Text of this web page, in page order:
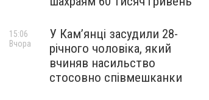
У Камʼянці засудили 28-
річного чоловіка, який
вчиняв насильство
стосовно співмешканки
15:06
Вчора